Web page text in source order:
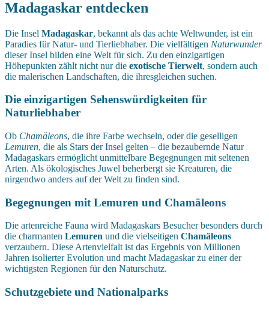
Madagaskar entdecken
Die Insel Madagaskar, bekannt als das achte Weltwunder, ist ein
Paradies für Natur- und Tierliebhaber. Die vielfältigen Naturwunder
dieser Insel bilden eine Welt für sich. Zu den einzigartigen
Höhepunkten zählt nicht nur die exotische Tierwelt, sondern auch
die malerischen Landschaften, die ihresgleichen suchen.
Die einzigartigen Sehenswürdigkeiten für
Naturliebhaber
Ob Chamäleons, die ihre Farbe wechseln, oder die geselligen
Lemuren, die als Stars der Insel gelten – die bezaubernde Natur
Madagaskars ermöglicht unmittelbare Begegnungen mit seltenen
Arten. Als ökologisches Juwel beherbergt sie Kreaturen, die
nirgendwo anders auf der Welt zu finden sind.
Begegnungen mit Lemuren und Chamäleons
Die artenreiche Fauna wird Madagaskars Besucher besonders durch
die charmanten Lemuren und die vielseitigen Chamäleons
verzaubern. Diese Artenvielfalt ist das Ergebnis von Millionen
Jahren isolierter Evolution und macht Madagaskar zu einer der
wichtigsten Regionen für den Naturschutz.
Schutzgebiete und Nationalparks